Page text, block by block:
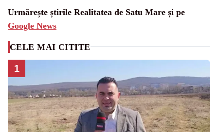
Urmărește știrile Realitatea de Satu Mare și pe
Google News
CELE MAI CITITE
1